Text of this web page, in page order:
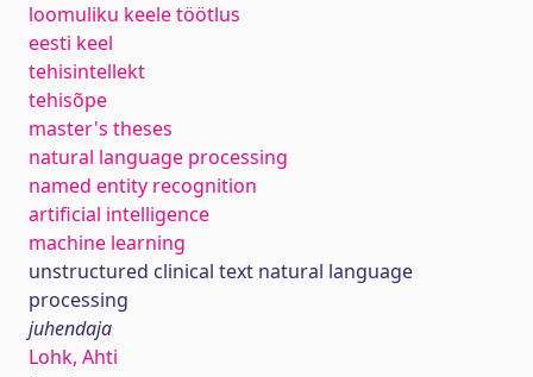
loomuliku keele töötlus
eesti keel
tehisintellekt
tehisõpe
master's theses
natural language processing
named entity recognition
artificial intelligence
machine learning
unstructured clinical text natural language
processing
juhendaja
Lohk, Ahti